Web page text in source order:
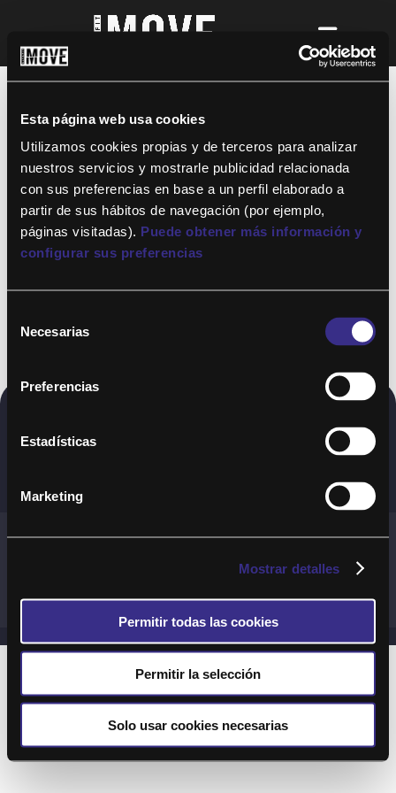
Esta página web usa cookies
Utilizamos cookies propias y de terceros para analizar
nuestros servicios y mostrarle publicidad relacionada
con sus preferencias en base a un perfil elaborado a
partir de sus hábitos de navegación (por ejemplo,
páginas visitadas). Puede obtener más información y
configurar sus preferencias
Necesarias
Preferencias
Estadísticas
Marketing
Mostrar detalles
Permitir todas las cookies
Permitir la selección
Solo usar cookies necesarias
¡Para disfrutar de ALTAFIT MOVE tienes
así podrás acceder a todos nuestros
entrenamientos y clases online donde
quieras!
Copyright © 2020. Todos los derechos
Términos y Cond. Generales de uso del Servicio
Preguntas Frecuentes